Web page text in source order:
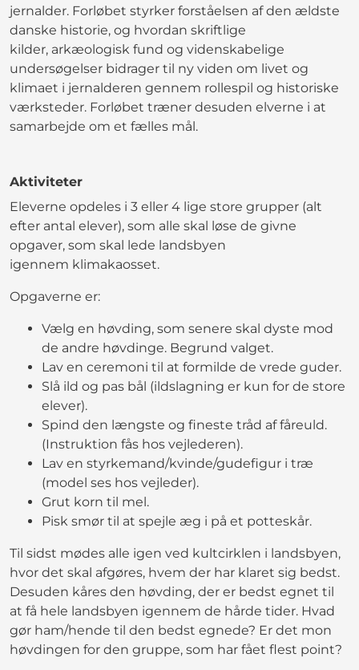
jernalder. Forløbet styrker forståelsen af den ældste
danske historie, og hvordan skriftlige
kilder, arkæologisk fund og videnskabelige
undersøgelser bidrager til ny viden om livet og
klimaet i jernalderen gennem rollespil og historiske
værksteder. Forløbet træner desuden elverne i at
samarbejde om et fælles mål.
Aktiviteter
Eleverne opdeles i 3 eller 4 lige store grupper (alt
efter antal elever), som alle skal løse de givne
opgaver, som skal lede landsbyen
igennem klimakaosset.
Opgaverne er:
Vælg en høvding, som senere skal dyste mod
de andre høvdinge. Begrund valget.
Lav en ceremoni til at formilde de vrede guder.
Slå ild og pas bål (ildslagning er kun for de store
elever).
Spind den længste og fineste tråd af fåreuld.
(Instruktion fås hos vejlederen).
Lav en styrkemand/kvinde/gudefigur i træ
(model ses hos vejleder).
Grut korn til mel.
Pisk smør til at spejle æg i på et potteskår.
Til sidst mødes alle igen ved kultcirklen i landsbyen,
hvor det skal afgøres, hvem der har klaret sig bedst.
Desuden kåres den høvding, der er bedst egnet til
at få hele landsbyen igennem de hårde tider. Hvad
gør ham/hende til den bedst egnede? Er det mon
høvdingen for den gruppe, som har fået flest point?